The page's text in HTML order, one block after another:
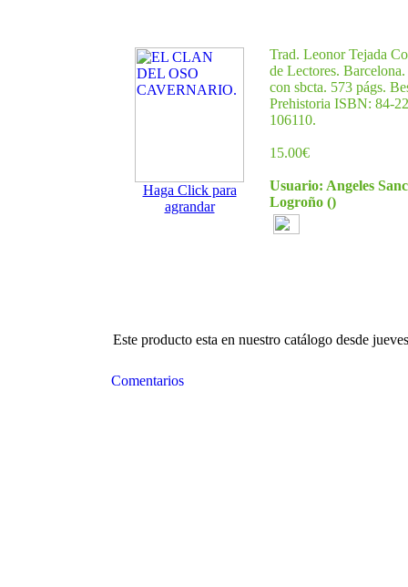
Haga Click para
agrandar
Trad. Leonor Tejada
de Lectores.
con sbcta. 573 págs.
Prehistoria ISBN: 84-
106110.
15.00€
Usuario: Angeles
Logroño ()
Este producto esta en nuestro catálogo desde